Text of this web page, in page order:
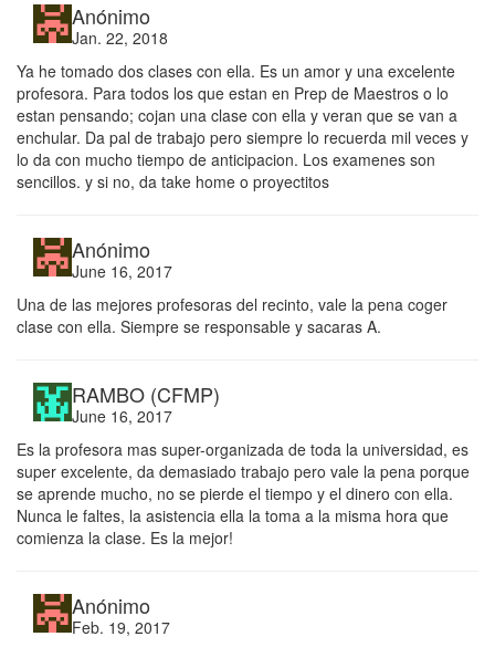
Anónimo
Jan. 22, 2018
Ya he tomado dos clases con ella. Es un amor y una excelente
profesora. Para todos los que estan en Prep de Maestros o lo
estan pensando; cojan una clase con ella y veran que se van a
enchular. Da pal de trabajo pero siempre lo recuerda mil veces y
lo da con mucho tiempo de anticipacion. Los examenes son
sencillos. y si no, da take home o proyectitos
Anónimo
June 16, 2017
Una de las mejores profesoras del recinto, vale la pena coger
clase con ella. Siempre se responsable y sacaras A.
RAMBO (CFMP)
June 16, 2017
Es la profesora mas super-organizada de toda la universidad, es
super excelente, da demasiado trabajo pero vale la pena porque
se aprende mucho, no se pierde el tiempo y el dinero con ella.
Nunca le faltes, la asistencia ella la toma a la misma hora que
comienza la clase. Es la mejor!
Anónimo
Feb. 19, 2017